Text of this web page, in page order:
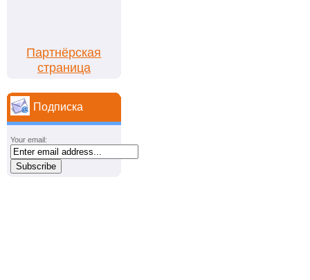
Партнёрская
страница
Подписка
Your email: